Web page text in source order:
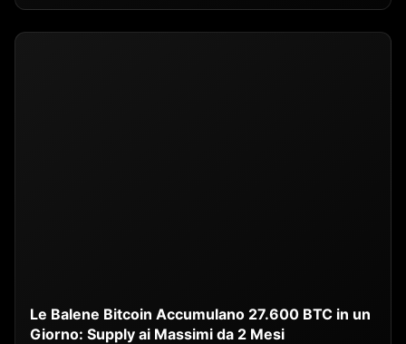
Le Balene Bitcoin Accumulano 27.600 BTC in un
Giorno: Supply ai Massimi da 2 Mesi